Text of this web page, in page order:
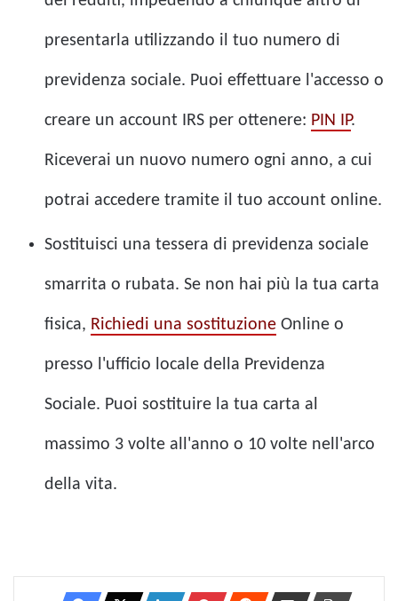
presentarla utilizzando il tuo numero di
previdenza sociale. Puoi effettuare l'accesso o
creare un account IRS per ottenere: PIN IP.
Riceverai un nuovo numero ogni anno, a cui
potrai accedere tramite il tuo account online.
Sostituisci una tessera di previdenza sociale
smarrita o rubata. Se non hai più la tua carta
fisica, Richiedi una sostituzione Online o
presso l'ufficio locale della Previdenza
Sociale. Puoi sostituire la tua carta al
massimo 3 volte all'anno o 10 volte nell'arco
della vita.